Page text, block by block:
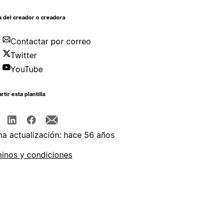
del creador o creadora
Contactar por correo
Twitter
YouTube
esta plantilla
actualización: hace 56 años
y condiciones